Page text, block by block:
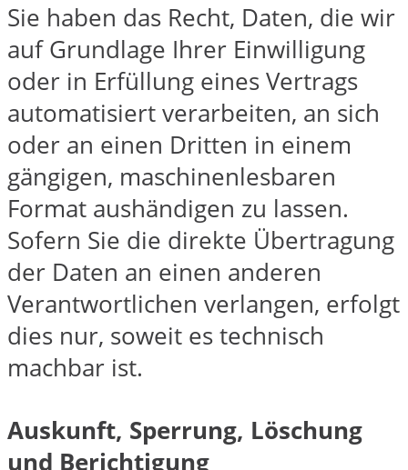
Sie haben das Recht, Daten, die wir
auf Grundlage Ihrer Einwilligung
oder in Erfüllung eines Vertrags
automatisiert verarbeiten, an sich
oder an einen Dritten in einem
gängigen, maschinenlesbaren
Format aushändigen zu lassen.
Sofern Sie die direkte Übertragung
der Daten an einen anderen
Verantwortlichen verlangen, erfolgt
dies nur, soweit es technisch
machbar ist.
Auskunft, Sperrung, Löschung
und Berichtigung